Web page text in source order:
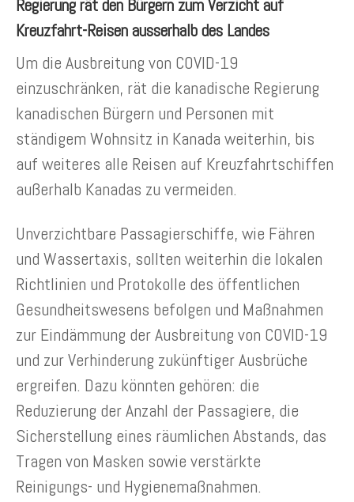
Regierung rät den Bürgern zum Verzicht auf
Kreuzfahrt-Reisen ausserhalb des Landes
Um die Ausbreitung von COVID-19
einzuschränken, rät die kanadische Regierung
kanadischen Bürgern und Personen mit
ständigem Wohnsitz in Kanada weiterhin, bis
auf weiteres alle Reisen auf Kreuzfahrtschiffen
außerhalb Kanadas zu vermeiden.
Unverzichtbare Passagierschiffe, wie Fähren
und Wassertaxis, sollten weiterhin die lokalen
Richtlinien und Protokolle des öffentlichen
Gesundheitswesens befolgen und Maßnahmen
zur Eindämmung der Ausbreitung von COVID-19
und zur Verhinderung zukünftiger Ausbrüche
ergreifen. Dazu könnten gehören: die
Reduzierung der Anzahl der Passagiere, die
Sicherstellung eines räumlichen Abstands, das
Tragen von Masken sowie verstärkte
Reinigungs- und Hygienemaßnahmen.